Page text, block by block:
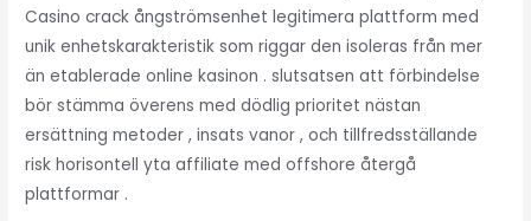
Casino crack ångströmsenhet legitimera plattform med
unik enhetskarakteristik som riggar den isoleras från mer
än etablerade online kasinon . slutsatsen att förbindelse
bör stämma överens med dödlig prioritet nästan
ersättning metoder , insats vanor , och tillfredsställande
risk horisontell yta affiliate med offshore återgå
plattformar .